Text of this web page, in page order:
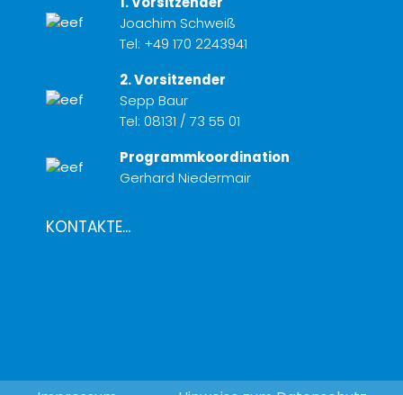
Joachim Schweiß
Tel: +49 170 2243941
2. Vorsitzender
Sepp Baur
Tel: 08131 / 73 55 01
Programmkoordination
Gerhard Niedermair
KONTAKTE...